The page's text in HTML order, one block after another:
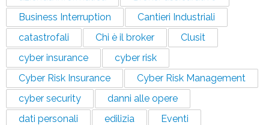
Business Interruption
Cantieri Industriali
catastrofali
Chi è il broker
Clusit
cyber insurance
cyber risk
Cyber Risk Insurance
Cyber Risk Management
cyber security
danni alle opere
dati personali
edilizia
Eventi